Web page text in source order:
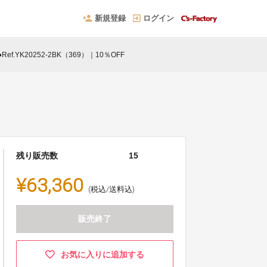
新規登録 ログイン
2BK（369）｜10％OFF
残り販売数 15
¥63,360 (税込/送料込)
販売終了
お気に入りに追加する